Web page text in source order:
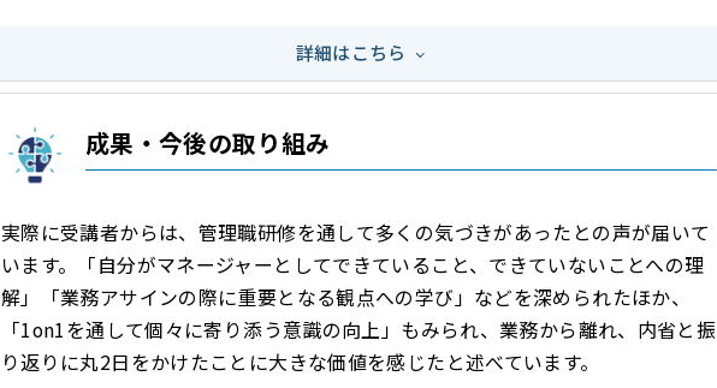
詳細はこちら
成果・今後の取り組み
実際に受講者からは、管理職研修を通して多くの気づきがあったとの声が届いて
います。「自分がマネージャーとしてできていること、できていないことへの理
解」「業務アサインの際に重要となる観点への学び」などを深められたほか、
「1on1を通して個々に寄り添う意識の向上」もみられ、業務から離れ、内省と振
り返りに丸2日をかけたことに大きな価値を感じたと述べています。